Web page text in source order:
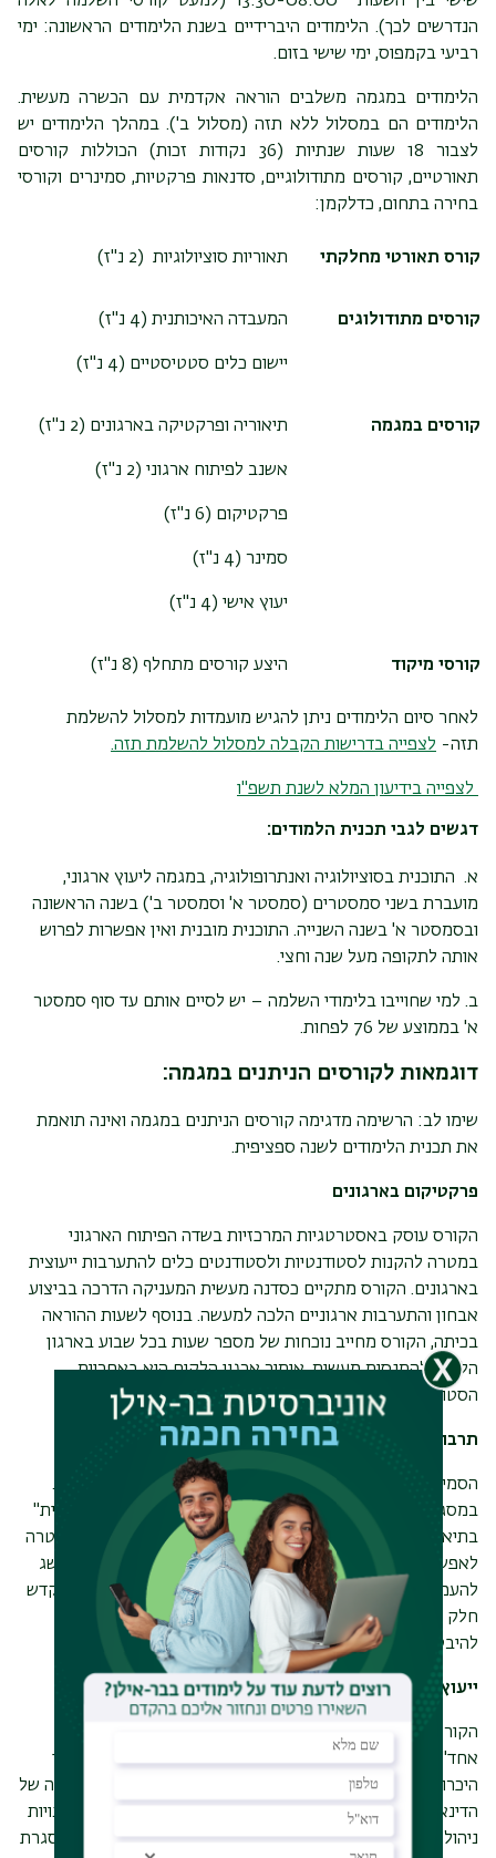
הנדרשים לכך). הלימודים היברידיים בשנת הלימודים הראשונה: ימי
רביעי בקמפוס, ימי שישי בזום.
הלימודים במגמה משלבים הוראה אקדמית עם הכשרה מעשית.
הלימודים הם במסלול ללא תזה (מסלול ב'). במהלך הלימודים יש
לצבור 18 שעות שנתיות (36 נקודות זכות) הכוללות קורסים
תאורטיים, קורסים מתודולוגיים, סדנאות פרקטיות, סמינרים וקורסי
בחירה בתחום, כדלקמן:
קורס תאורטי מחלקתי תאוריות סוציולוגיות (2 נ"ז)
קורסים מתודולוגים המעבדה האיכותנית (4 נ"ז )
יישום כלים סטטיסטיים (4 נ"ז )
קורסים במגמה תיאוריה ופרקטיקה בארגונים (2 נ"ז)
אשנב לפיתוח ארגוני (2 נ"ז)
פרקטיקום (6 נ"ז)
סמינר (4 נ"ז )
יעוץ אישי (4 נ"ז )
קורסי מיקוד היצע קורסים מתחלף (8 נ"ז)
לאחר סיום הלימודים ניתן להגיש מועמדות למסלול להשלמת
תזה- לצפייה בדרישות הקבלה למסלול להשלמת תזה.
לצפייה בידיעון המלא לשנת תשפ"ו
דגשים לגבי תכנית הלמודים:
א. התוכנית בסוציולוגיה ואנתרופולוגיה, במגמה ליעוץ ארגוני,
מועברת בשני סמסטרים (סמסטר א' וסמסטר ב') בשנה הראשונה
ובסמסטר א' בשנה השנייה. התוכנית מובנית ואין אפשרות לפרוש
אותה לתקופה מעל שנה וחצי.
ב. למי שחוייבו בלימודי השלמה – יש לסיים אותם עד סוף סמסטר
א' בממוצע של 76 לפחות.
דוגמאות לקורסים הניתנים במגמה:
שימו לב: הרשימה מדגימה קורסים הניתנים במגמה ואינה תואמת
את תכנית הלימודים לשנה ספציפית.
פרקטיקום בארגונים
הקורס עוסק באסטרטגיות המרכזיות בשדה הפיתוח הארגוני
במטרה להקנות לסטודנטיות ולסטודנטים כלים להתערבות ייעוצית
בארגונים. הקורס מתקיים כסדנה מעשית המעניקה הדרכה בביצוע
אבחון והתערבות ארגוניים הלכה למעשה. בנוסף לשעות ההוראה
בכיתה, הקורס מחייב נוכחות של מספר שעות בכל שבוע בארגון
הלקוח להתנסות מעשית. איתור ארגון הלקוח הוא באחריות
הסטודנטים.
תרבות ארגונית
הסמינר מקנה הכרות מעמיקה עם משמעות התרבות בארגונים.
במסגרת זו, הסמינר בוחן את גלגוליו של המושג "תרבות ארגונית"
בתיאוריה ארגונית, וכן עוסק בתקוות הניהוליות שנקשרו בו. במטרה
לאפשר לסטודנטיות ולסטודנטים להעריך את תרומתו של המושג
להעמקת הידע על אודות מורכבותם החברתית של ארגונים, מוקדש
חלק מן הסמינר לדיון במחקרי תרבות אתנוגרפיים הנוגעים
להיבטים שונים של חיי היומיום בארגון.
ייעוץ אישי: תיאוריה ופרקטיקה
הקורס שם במוקד את המפגש הייעוצי האישי (מפגש "אחד על
אחד"), בקונטקסט של הייעוץ הארגוני, המערכתי. בקורס נערוך
היכרות עם התיאוריה והפרקטיקה של הייעוץ האישי, נפתח הבנה של
הדינאמיקה המאפיינת את המפגש הייעוצי האישי, ונרכוש מיומנויות
ניהול מפגש בעל ערך ומשמעות. פגישות אישיות מהוות את המסגרת